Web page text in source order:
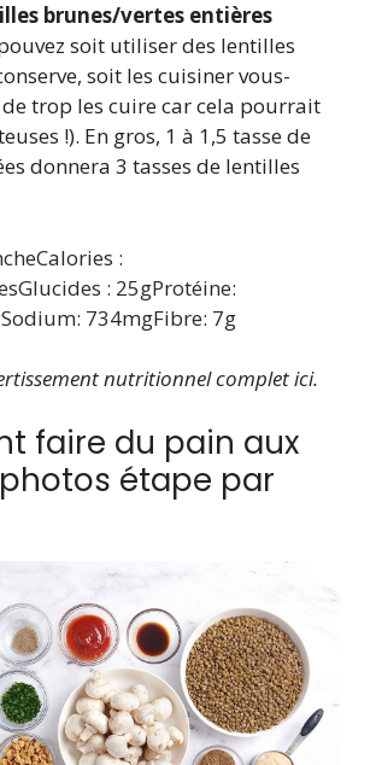
brunes/vertes entières
soit utiliser des lentilles
soit les cuisiner vous-
de trop les cuire car cela pourrait
!). En gros, 1 à 1,5 tasse de
donnera 3 tasses de lentilles
Calories :
Glucides : 25gProtéine:
Sodium: 734mgFibre: 7g
nutritionnel complet ici.
faire du pain aux
étape par